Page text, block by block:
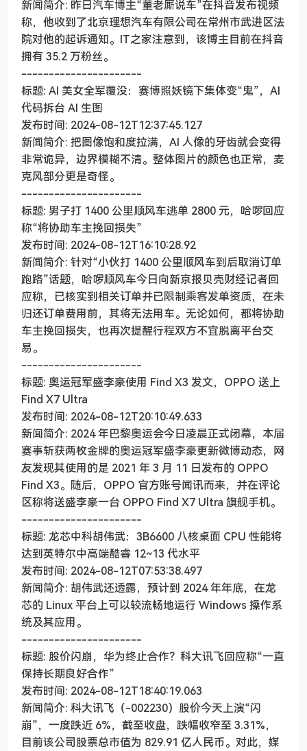
新闻简介: 昨日汽车博主“董老厮说车”在抖音发布视频
称，他收到了北京理想汽车有限公司在常州市武进区法
院对他的起诉通知。IT之家注意到，该博主目前在抖音
拥有 35.2 万粉丝。
----------------------
标题: AI 美女全军覆没：赛博照妖镜下集体变“鬼”，AI
代码拆台 AI 生图
发布时间: 2024-08-12T12:37:45.127
新闻简介: 把图像饱和度拉满，AI 人像的牙齿就会变得
非常诡异，边界模糊不清。整体图片的颜色也正常，麦
克风部分更是奇怪。
----------------------
标题: 男子打 1400 公里顺风车逃单 2800 元，哈啰回应
称“将协助车主挽回损失”
发布时间: 2024-08-12T16:10:28.92
新闻简介: 针对“小伙打 1400 公里顺风车到后取消订单
跑路”话题，哈啰顺风车今日向新京报贝壳财经记者回
应称，已核实到相关订单并已限制乘客发单资质，在未
归还订单费用前，其将无法用车。无论如何，都将协助
车主挽回损失，也再次提醒行程双方不宜脱离平台交
易。
----------------------
标题: 奥运冠军盛李豪使用 Find X3 发文，OPPO 送上
Find X7 Ultra
发布时间: 2024-08-12T20:10:49.633
新闻简介: 2024 年巴黎奥运会今日凌晨正式闭幕，本届
赛事斩获两枚金牌的奥运冠军盛李豪更新微博动态，网
友发现其使用的是 2021 年 3 月 11 日发布的 OPPO
Find X3。随后，OPPO 官方账号闻讯而来，并在评论
区称将送盛李豪一台 OPPO Find X7 Ultra 旗舰手机。
----------------------
标题: 龙芯中科胡伟武：3B6600 八核桌面 CPU 性能将
达到英特尔中高端酷睿 12~13 代水平
发布时间: 2024-08-12T07:53:38.497
新闻简介: 胡伟武还透露，预计到 2024 年年底，在龙
芯的 Linux 平台上可以较流畅地运行 Windows 操作系
统及其应用。
----------------------
标题: 股价闪崩，华为终止合作？科大讯飞回应称“一直
保持长期良好合作”
发布时间: 2024-08-12T18:40:19.063
新闻简介: 科大讯飞（-002230）股价今天上演“闪
崩”，一度跌近 6%，截至收盘，跌幅收窄至 3.31%，
目前该公司股票总市值为 829.91 亿人民币。对此，媒